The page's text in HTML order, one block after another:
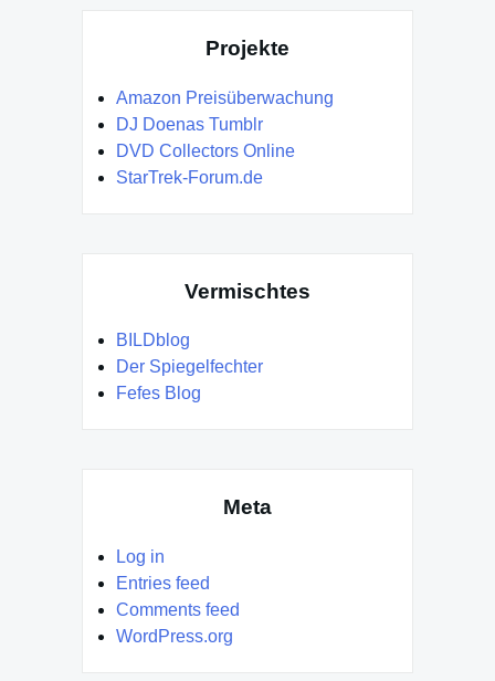
Projekte
Amazon Preisüberwachung
DJ Doenas Tumblr
DVD Collectors Online
StarTrek-Forum.de
Vermischtes
BILDblog
Der Spiegelfechter
Fefes Blog
Meta
Log in
Entries feed
Comments feed
WordPress.org